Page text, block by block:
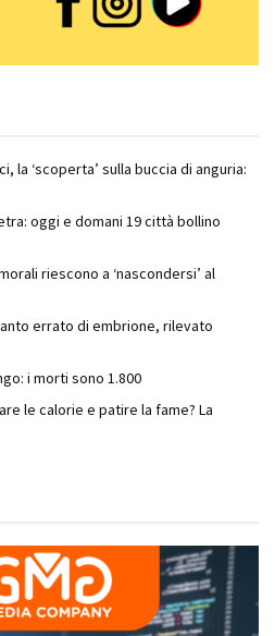
la ‘scoperta’ sulla buccia di anguria:
oggi e domani 19 città bollino
riescono a ‘nascondersi’ al
errato di embrione, rilevato
i morti sono 1.800
le calorie e patire la fame? La